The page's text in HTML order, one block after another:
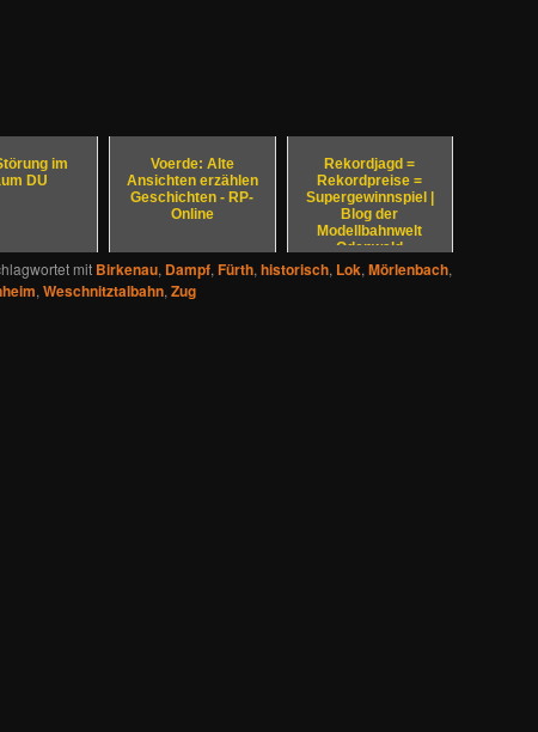
im
DU
Voerde: Alte
Ansichten erzählen
Geschichten - RP-
Online
Rekordjagd =
Rekordpreise =
Supergewinnspiel |
Blog der
Modellbahnwelt
Odenwald
mit Birkenau, Dampf, Fürth, historisch, Lok, Mörlenbach,
, Weschnitztalbahn, Zug